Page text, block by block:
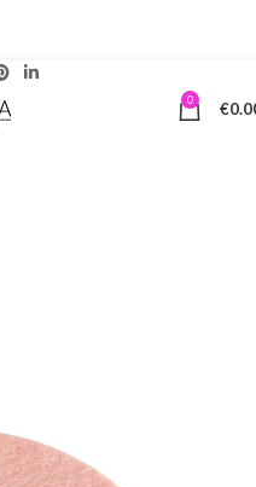
0 €
cashback!